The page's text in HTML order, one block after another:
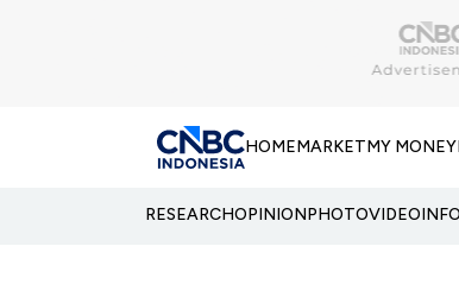
HOMEMARKETMY MONEY
RESEARCHOPINIONPHOTOVIDEO